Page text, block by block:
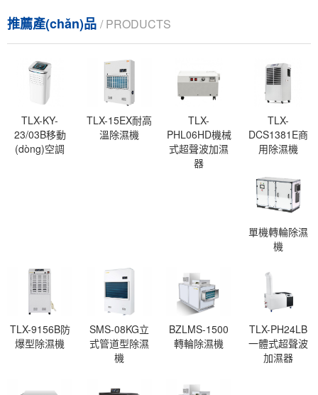
推薦產(chǎn)品 / PRODUCTS
TLX-KY-
23/03B移動
(dòng)空調
TLX-15EX耐高
溫除濕機
TLX-
PHL06HD機械
式超聲波加濕
器
TLX-
DCS1381E商
用除濕機
單機轉輪除濕
機
TLX-9156B防
爆型除濕機
SMS-08KG立
式管道型除濕
機
BZLMS-1500
轉輪除濕機
TLX-PH24LB
一體式超聲波
加濕器